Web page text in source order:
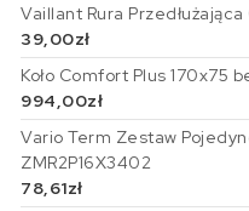
Vaillant Rura
39,00zł
Koło Comfort Plus 170x75
994,00zł
Vario Term Zestaw
ZMR2P16X3402
78,61zł